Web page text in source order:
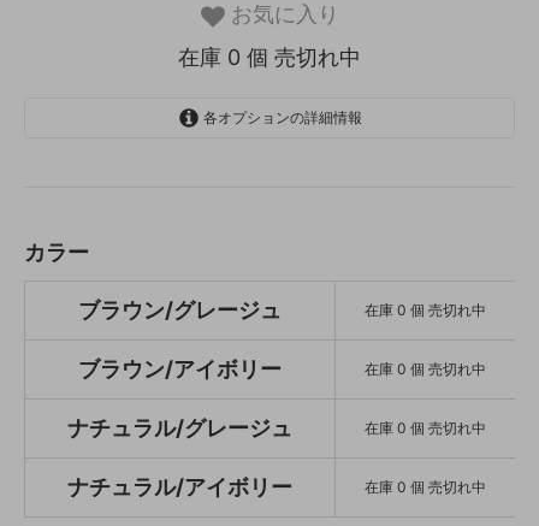
お気に入り
在庫 0 個 売切れ中
各オプションの詳細情報
ナチュラル/グレージュ
SOLD OUT
ナチュラル/アイボリー
在庫 0 個 売切れ中
カラー
ブラウン/グレージュ 在庫 0 個 売切れ中
ブラウン/アイボリー 在庫 0 個 売切れ中
ナチュラル/グレージュ 在庫 0 個 売切れ中
ナチュラル/アイボリー 在庫 0 個 売切れ中